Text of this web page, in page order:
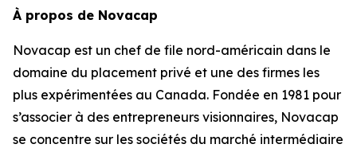
À propos de Novacap
Novacap est un chef de file nord-américain dans le
domaine du placement privé et une des firmes les
plus expérimentées au Canada. Fondée en 1981 pour
s’associer à des entrepreneurs visionnaires, Novacap
se concentre sur les sociétés du marché intermédiaire